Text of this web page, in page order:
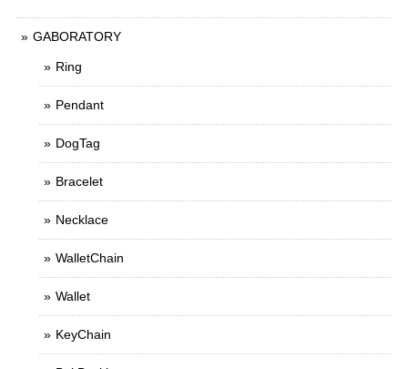
GABORATORY
Ring
Pendant
DogTag
Bracelet
Necklace
WalletChain
Wallet
KeyChain